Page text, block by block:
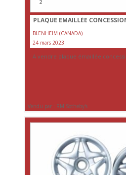
2
PLAQUE EMAILLÉE
BLENHEIM (CANADA)
24 mars 2023
A vendre plaque émaillée
Vendu par : RM Sotheby's